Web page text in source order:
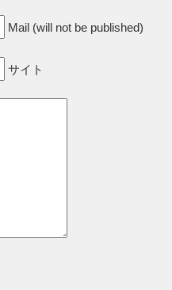
Mail (will not be published)
サイト